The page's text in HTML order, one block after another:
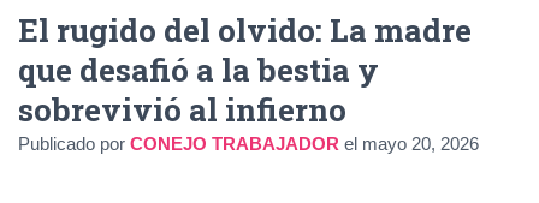
El rugido del olvido: La madre
que desafió a la bestia y
sobrevivió al infierno
Publicado por CONEJO TRABAJADOR el mayo 20, 2026